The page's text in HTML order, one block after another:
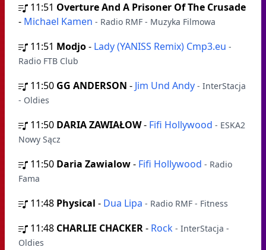
11:51 Overture And A Prisoner Of The Crusade
- Michael Kamen - Radio RMF - Muzyka Filmowa
11:51 Modjo- Lady (YANISS Remix) Cmp3.eu -
Radio FTB Club
11:50 GG ANDERSON - Jim Und Andy - InterStacja
- Oldies
11:50 DARIA ZAWIAŁOW- Fifi Hollywood - ESKA2
Nowy Sącz
11:50 Daria Zawialow- Fifi Hollywood - Radio
Fama
11:48 Physical - Dua Lipa - Radio RMF - Fitness
11:48 CHARLIE CHACKER- Rock - InterStacja -
Oldies